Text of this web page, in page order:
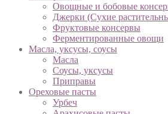
Овощные и бобовые
Джерки (Сухие
Фруктовые консервы
Ферментированные овощи
Масла, уксусы, соусы
Масла
Соусы, уксусы
Приправы
Ореховые пасты
Урбеч